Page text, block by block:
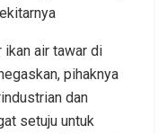
ikan air tawar di
pihaknya
dan
setuju untuk